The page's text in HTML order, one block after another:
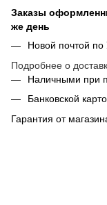
Заказы
же день
Новой почтой по
Подробнее о
Наличными при
Банковской
Гарантия от